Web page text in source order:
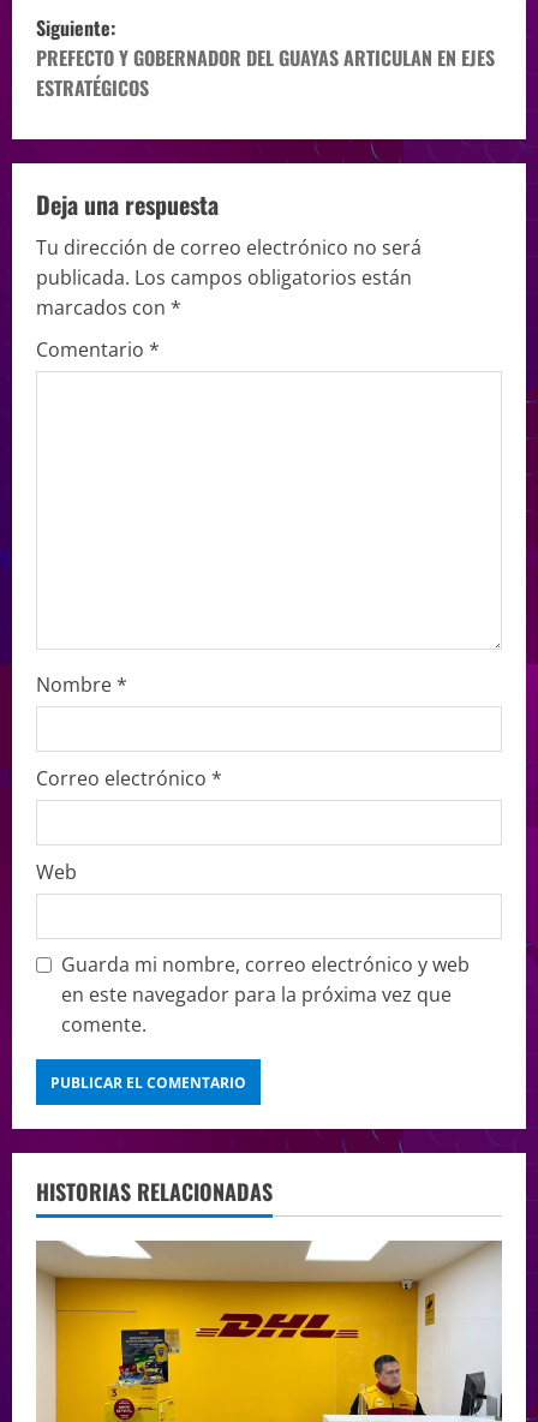
Siguiente:
PREFECTO Y GOBERNADOR DEL GUAYAS ARTICULAN EN EJES
ESTRATÉGICOS
Deja una respuesta
Tu dirección de correo electrónico no será
publicada. Los campos obligatorios están
marcados con *
Comentario *
Nombre*
Correo electrónico *
Web
Guarda mi nombre, correo electrónico y web
en este navegador para la próxima vez que
comente.
HISTORIAS RELACIONADAS